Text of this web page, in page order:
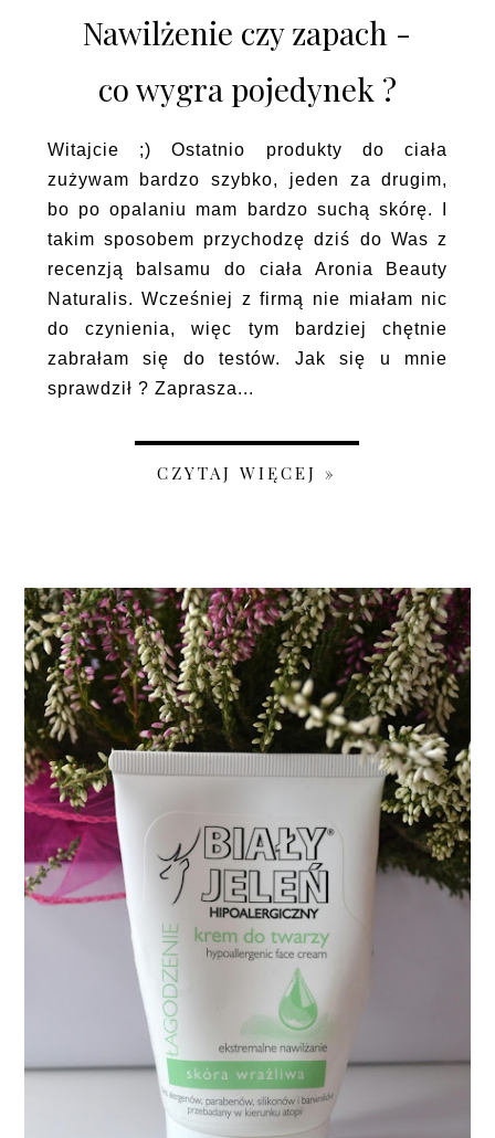
Nawilżenie czy zapach -
co wygra pojedynek ?
Witajcie ;) Ostatnio produkty do ciała
zużywam bardzo szybko, jeden za drugim,
bo po opalaniu mam bardzo suchą skórę. I
takim sposobem przychodzę dziś do Was z
recenzją balsamu do ciała Aronia Beauty
Naturalis. Wcześniej z firmą nie miałam nic
do czynienia, więc tym bardziej chętnie
zabrałam się do testów. Jak się u mnie
sprawdził ? Zaprasza...
CZYTAJ WIĘCEJ »